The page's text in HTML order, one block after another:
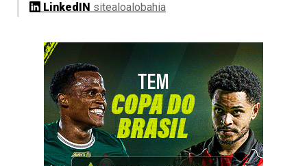
LinkedIN sitealoalobahia